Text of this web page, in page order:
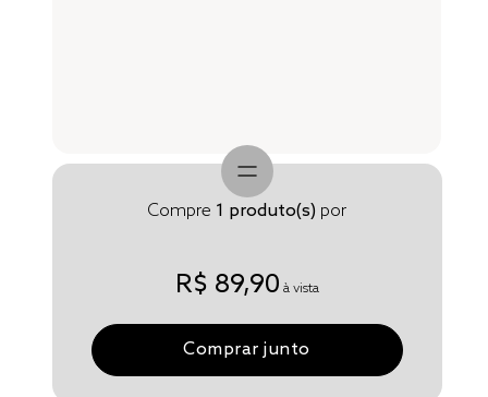
Compre 1 produto(s) por
R$ 89,90 à vista
Comprar junto